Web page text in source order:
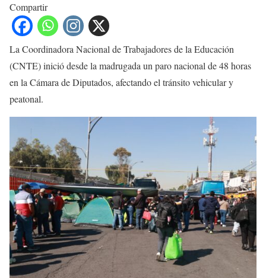
Compartir
La Coordinadora Nacional de Trabajadores de la Educación
(CNTE) inició desde la madrugada un paro nacional de 48 horas
en la Cámara de Diputados, afectando el tránsito vehicular y
peatonal.